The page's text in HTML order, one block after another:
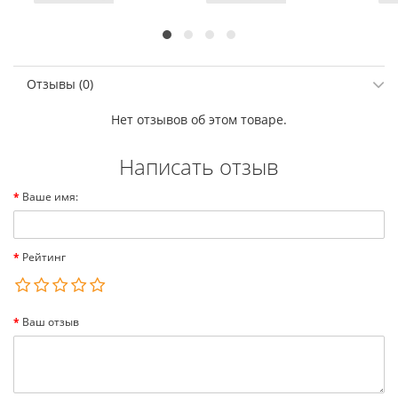
Отзывы (0)
Нет отзывов об этом товаре.
Написать отзыв
Ваше имя:
Рейтинг
Ваш отзыв